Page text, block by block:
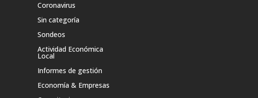
Coronavirus
Sin categoría
Sondeos
Actividad Económica
Local
Informes de gestión
Economía & Empresas